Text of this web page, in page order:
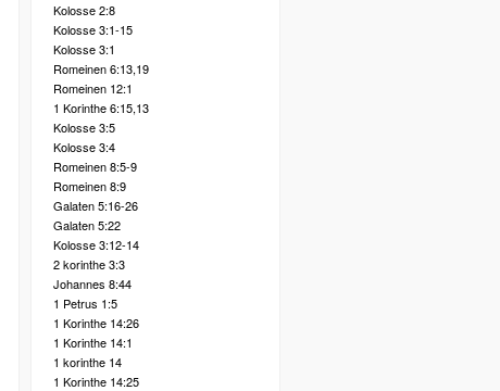
Kolosse 2:8
Kolosse 3:1-15
Kolosse 3:1
Romeinen 6:13,19
Romeinen 12:1
1 Korinthe 6:15,13
Kolosse 3:5
Kolosse 3:4
Romeinen 8:5-9
Romeinen 8:9
Galaten 5:16-26
Galaten 5:22
Kolosse 3:12-14
2 korinthe 3:3
Johannes 8:44
1 Petrus 1:5
1 Korinthe 14:26
1 Korinthe 14:1
1 korinthe 14
1 Korinthe 14:25